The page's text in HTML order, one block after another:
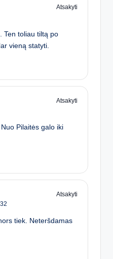
Atsakyti
Ten toliau tiltą po
vieną statyti.
Atsakyti
Pilaitės galo iki
Atsakyti
tiek. Neteršdamas